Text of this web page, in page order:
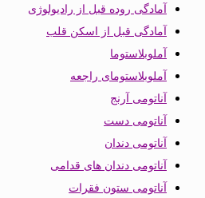
آمادگی روده قبل از رادیولوژی
آمادگی قبل از اسکن قلب
آملوبلاستوما
آملوبلاستومای راجعه
آناتومی آرنج
آناتومی دست
آناتومی دندان
آناتومی دندان های قدامی
آناتومی ستون فقرات